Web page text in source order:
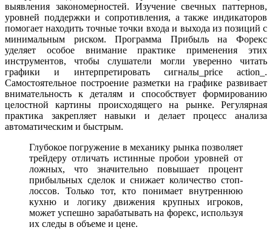
выявления закономерностей. Изучение свечных паттернов,
уровней поддержки и сопротивления, а также индикаторов
помогает находить точные точки входа и выхода из позиций с
минимальным риском. Программа Прибыль на Форекс
уделяет особое внимание практике применения этих
инструментов, чтобы слушатели могли уверенно читать
графики и интерпретировать сигналы_price action_.
Самостоятельное построение разметки на графике развивает
внимательность к деталям и способствует формированию
целостной картины происходящего на рынке. Регулярная
практика закрепляет навыки и делает процесс анализа
автоматическим и быстрым.
Глубокое погружение в механику рынка позволяет
трейдеру отличать истинные пробои уровней от
ложных, что значительно повышает процент
прибыльных сделок и снижает количество стоп-
лоссов. Только тот, кто понимает внутреннюю
кухню и логику движения крупных игроков,
может успешно зарабатывать на форекс, используя
их следы в объеме и цене.